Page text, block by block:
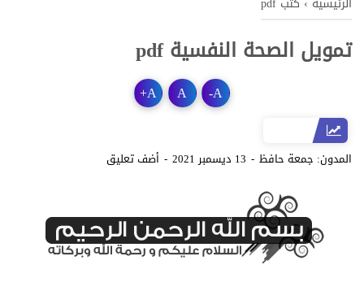
تمويل الصحة النفسية pdf
A
-
A
A
+
المدون: جمعة حافظ 13 ديسمبر 2021 أضف تعليق